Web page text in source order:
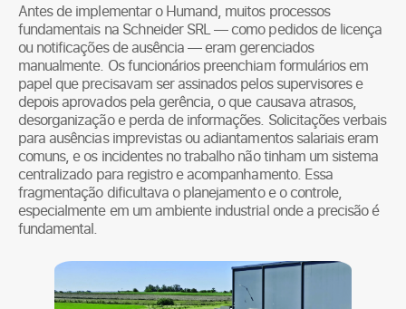
Antes de implementar o Humand, muitos processos
fundamentais na Schneider SRL — como pedidos de licença
ou notificações de ausência — eram gerenciados
manualmente. Os funcionários preenchiam formulários em
papel que precisavam ser assinados pelos supervisores e
depois aprovados pela gerência, o que causava atrasos,
desorganização e perda de informações. Solicitações verbais
para ausências imprevistas ou adiantamentos salariais eram
comuns, e os incidentes no trabalho não tinham um sistema
centralizado para registro e acompanhamento. Essa
fragmentação dificultava o planejamento e o controle,
especialmente em um ambiente industrial onde a precisão é
fundamental.